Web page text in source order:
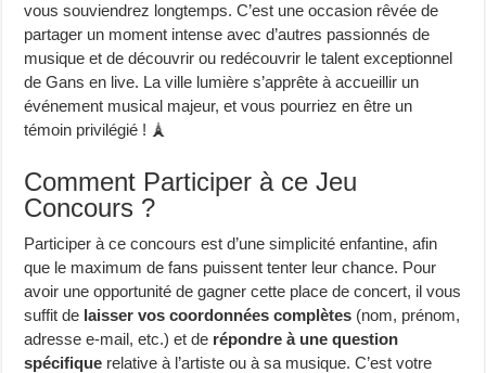
vous souviendrez longtemps. C’est une occasion rêvée de
partager un moment intense avec d’autres passionnés de
musique et de découvrir ou redécouvrir le talent exceptionnel
de Gans en live. La ville lumière s’apprête à accueillir un
événement musical majeur, et vous pourriez en être un
témoin privilégié ! 🗼
Comment Participer à ce Jeu
Concours ?
Participer à ce concours est d’une simplicité enfantine, afin
que le maximum de fans puissent tenter leur chance. Pour
avoir une opportunité de gagner cette place de concert, il vous
suffit de laisser vos coordonnées complètes (nom, prénom,
adresse e-mail, etc.) et de répondre à une question
spécifique relative à l’artiste ou à sa musique. C’est votre